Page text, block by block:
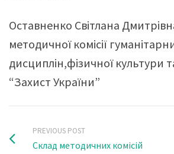
Оставненко Світлана
методичної комісії
дисциплін,фізичної культури
“Захист України”
PREVIOUS POST
Склад методичних комісій